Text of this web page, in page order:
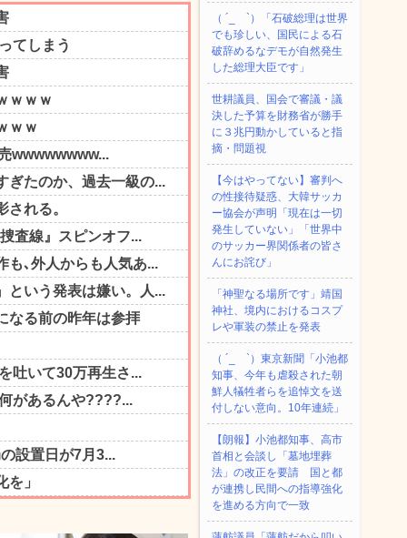
（ ´_ゝ`）「石破総理は世界
でも珍しい、国民による石
破辞めるなデモが自然発生
した総理大臣です」
世耕議員、国会で審議・議
決した予算を財務省が勝手
に３兆円動かしていると指
摘・問題視
【今はやってない】審判へ
の性接待疑惑、大韓サッカ
ー協会が声明「現在は一切
発生していない」「世界中
のサッカー界関係者の皆さ
んにお詫び」
「神聖なる場所です」靖国
神社、境内におけるコスプ
レや軍装の禁止を発表
（ ´_ゝ`）東京新聞「小池都
知事、今年も虐殺された朝
鮮人犠牲者らを追悼文を送
付しない意向。10年連続」
【朗報】小池都知事、高市
首相と会談し「墓地埋葬
法」の改正を要請 国と都
が連携し民間への指導強化
を進める方向で一致